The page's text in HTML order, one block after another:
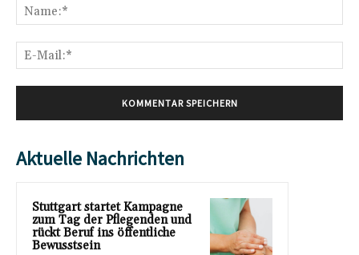
Aktuelle Nachrichten
Stuttgart startet Kampagne
zum Tag der Pflegenden und
rückt Beruf ins öffentliche
Bewusstsein